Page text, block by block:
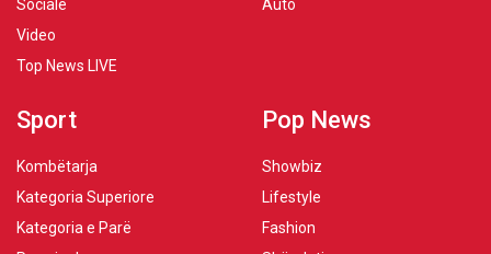
Sociale
Video
Top News LIVE
Auto
Sport
Kombëtarja
Kategoria Superiore
Kategoria e Parë
Pop News
Showbiz
Lifestyle
Fashion